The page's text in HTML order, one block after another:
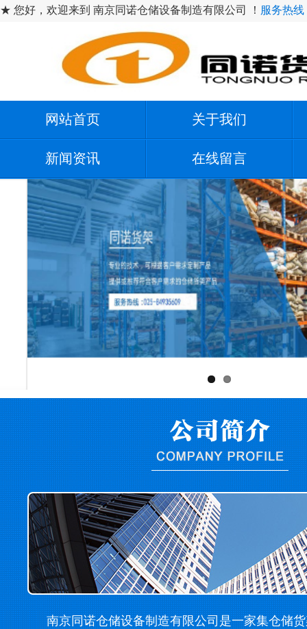
★ 您好，欢迎来到 南京同诺仓储设备制造有限公司 ！ 服务热线
网站首页 关于我们
新闻资讯 在线留言
南京同诺仓储设备制造有限公司是一家集仓储